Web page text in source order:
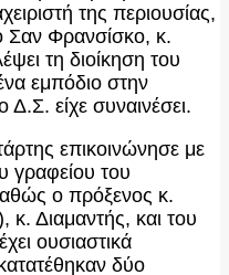
της περιουσίας,
Σαν Φρανσίσκο, κ.
τη διοίκηση του
εμπόδιο στην
είχε συναινέσει.
επικοινώνησε με
γραφείου του
ο πρόξενος κ.
κ. Διαμαντής, και του
ουσιαστικά
δύο